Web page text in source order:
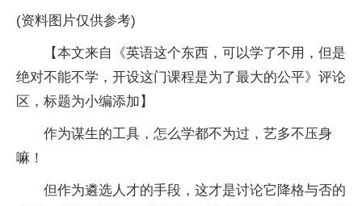
(资料图片仅供参考)
【本文来自《英语这个东西，可以学了不用，但是
绝对不能不学，开设这门课程是为了最大的公平》评论
区，标题为小编添加】
作为谋生的工具，怎么学都不为过，艺多不压身
嘛！
但作为遴选人才的手段，这才是讨论它降格与否的